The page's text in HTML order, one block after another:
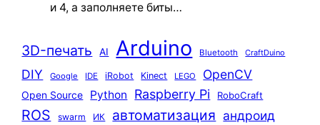
и 4, а заполняете биты…
3D-печать AI Arduino Bluetooth CraftDuino
DIY Google IDE iRobot Kinect LEGO OpenCV
Open Source Python Raspberry Pi RoboCraft
ROS swarm ИК автоматизация андроид